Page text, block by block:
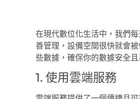
在現代數位化生活中，我們
善管理，設備空間很快就會
些數據，確保你的數據安全且
1. 使用雲端服務